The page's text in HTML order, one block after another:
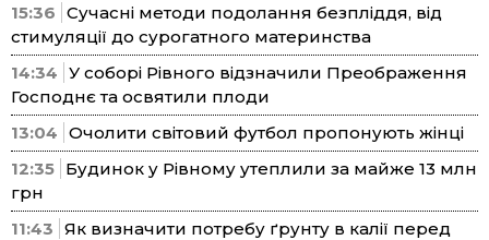
15:36 Сучасні методи подолання безпліддя, від
стимуляції до сурогатного материнства
14:34 У соборі Рівного відзначили Преображення
Господнє та освятили плоди
13:04 Очолити світовий футбол пропонують жінці
12:35 Будинок у Рівному утеплили за майже 13 млн
грн
11:43 Як визначити потребу ґрунту в калії перед